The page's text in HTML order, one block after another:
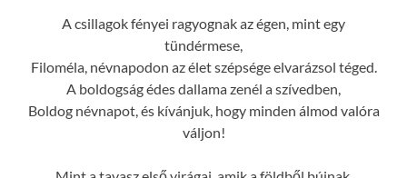
A csillagok fényei ragyognak az égen, mint egy
tündérmese,
Filoméla, névnapodon az élet szépsége elvarázsol téged.
A boldogság édes dallama zenél a szívedben,
Boldog névnapot, és kívánjuk, hogy minden álmod valóra
váljon!